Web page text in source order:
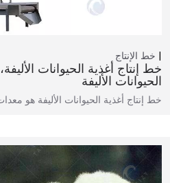
خط الإنتاج
خط إنتاج أغذية الحيوانات
الحيوانات الأليفة
خط إنتاج أغذية الحيوانات الأليفة هو